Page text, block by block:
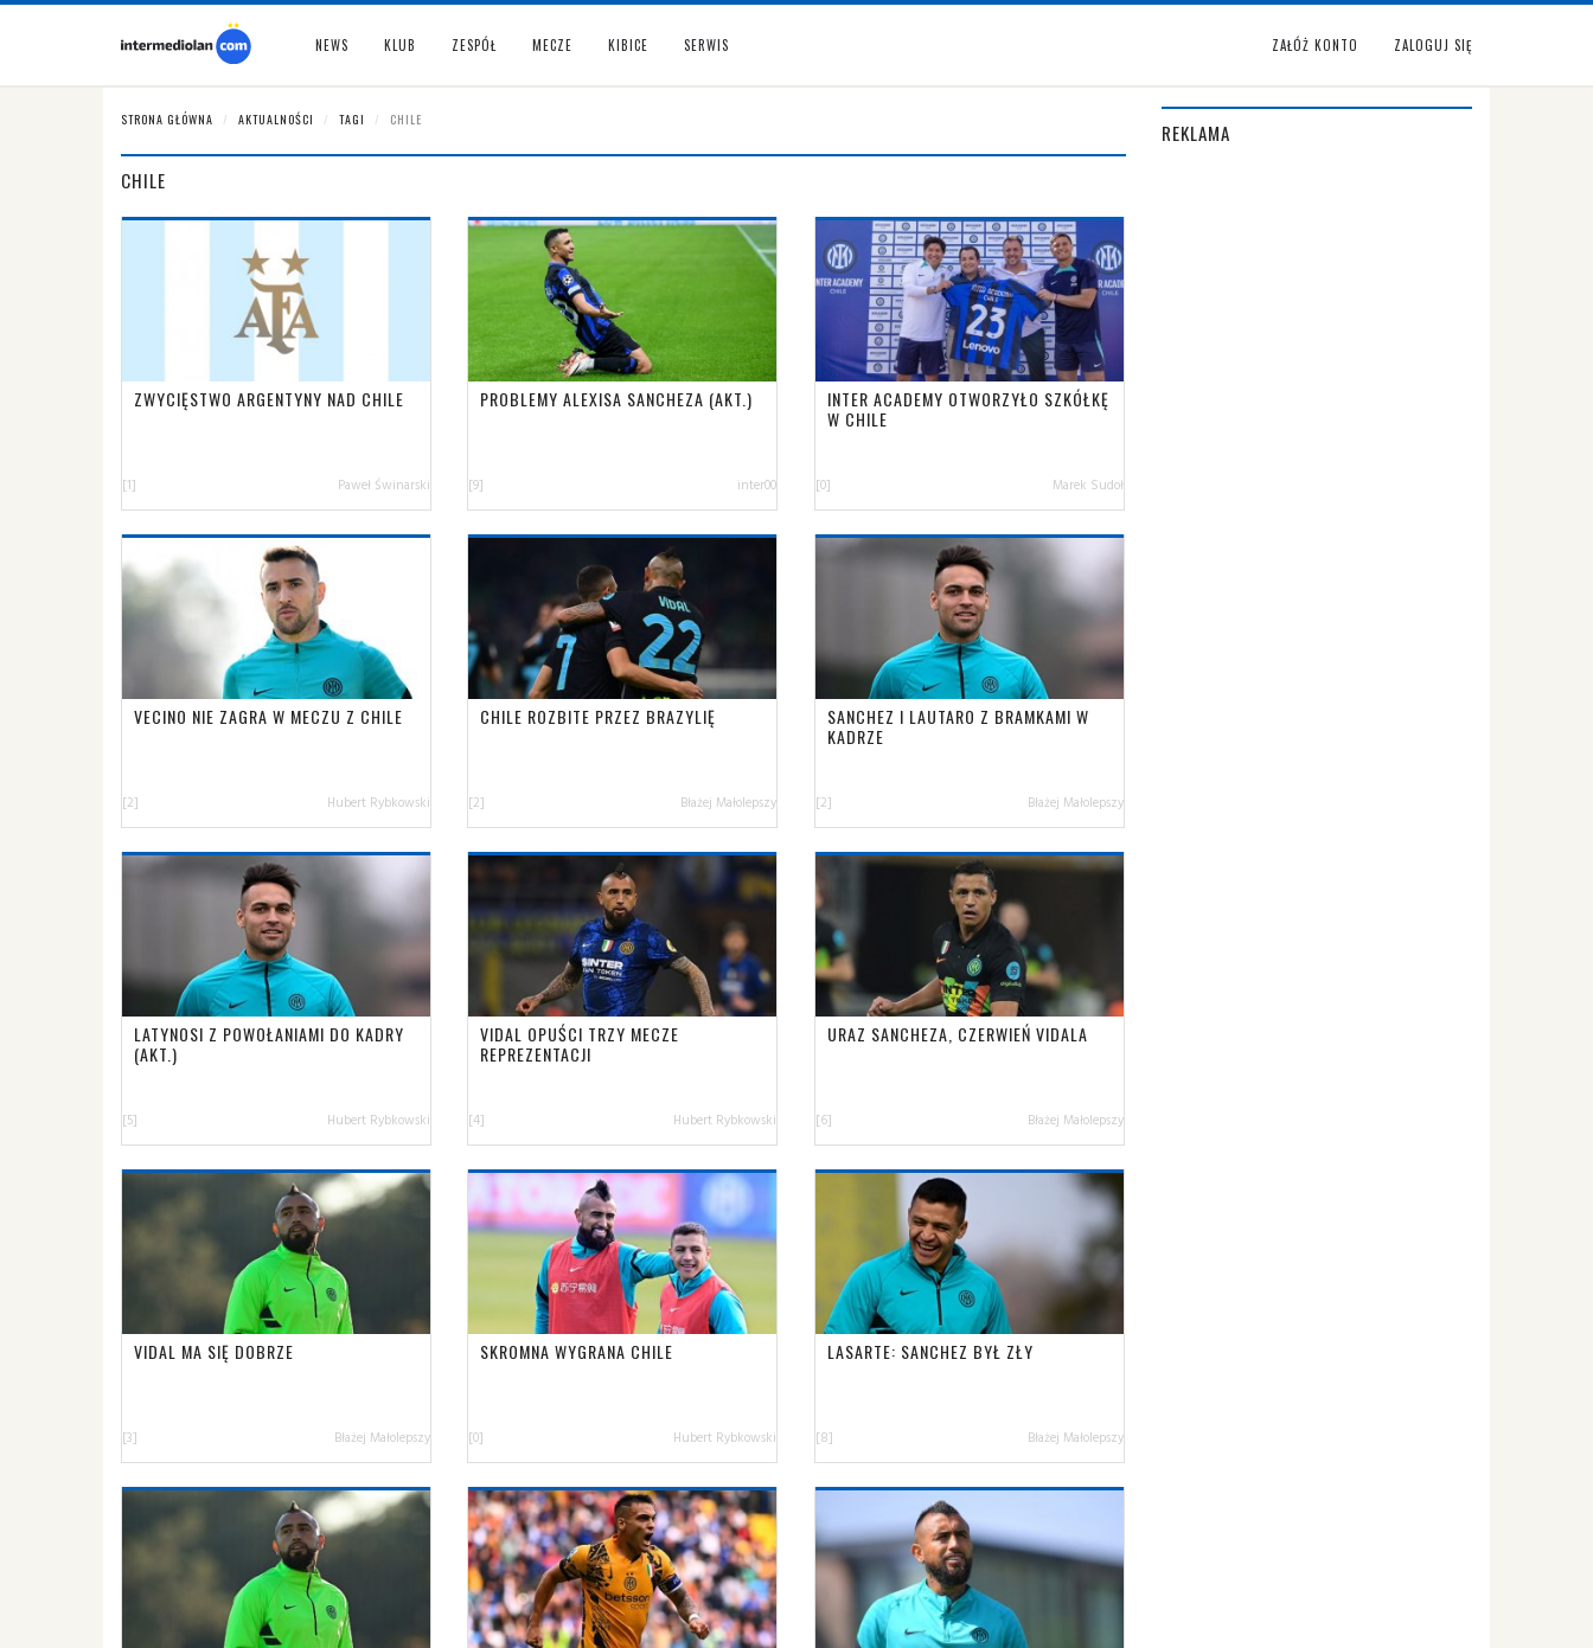
NEWS KLUB ZESPÓŁ MECZE KIBICE SERWIS ZAŁÓŻ KONTO ZALOGUJ SIĘ
STRONA GŁÓWNA AKTUALNOŚCI TAGI CHILE
CHILE
ZWYCIĘSTWO ARGENTYNY NAD CHILE
[1] Paweł Świnarski
PROBLEMY ALEXISA SANCHEZA (AKT.)
[9] inter00
INTER ACADEMY OTWORZYŁO SZKÓŁKĘ
W CHILE
[0] Marek Sudoł
VECINO NIE ZAGRA W MECZU Z CHILE
[2] Hubert Rybkowski
CHILE ROZBITE PRZEZ BRAZYLIĘ
[2] Błażej Małolepszy
SANCHEZ I LAUTARO Z BRAMKAMI W
KADRZE
[2] Błażej Małolepszy
LATYNOSI Z POWOŁANIAMI DO KADRY
(AKT.)
[5] Hubert Rybkowski
VIDAL OPUŚCI TRZY MECZE
REPREZENTACJI
[4] Hubert Rybkowski
URAZ SANCHEZA, CZERWIEŃ VIDALA
[6] Błażej Małolepszy
VIDAL MA SIĘ DOBRZE
[3] Błażej Małolepszy
SKROMNA WYGRANA CHILE
[0] Hubert Rybkowski
LASARTE: SANCHEZ BYŁ ZŁY
[8] Błażej Małolepszy
REKLAMA